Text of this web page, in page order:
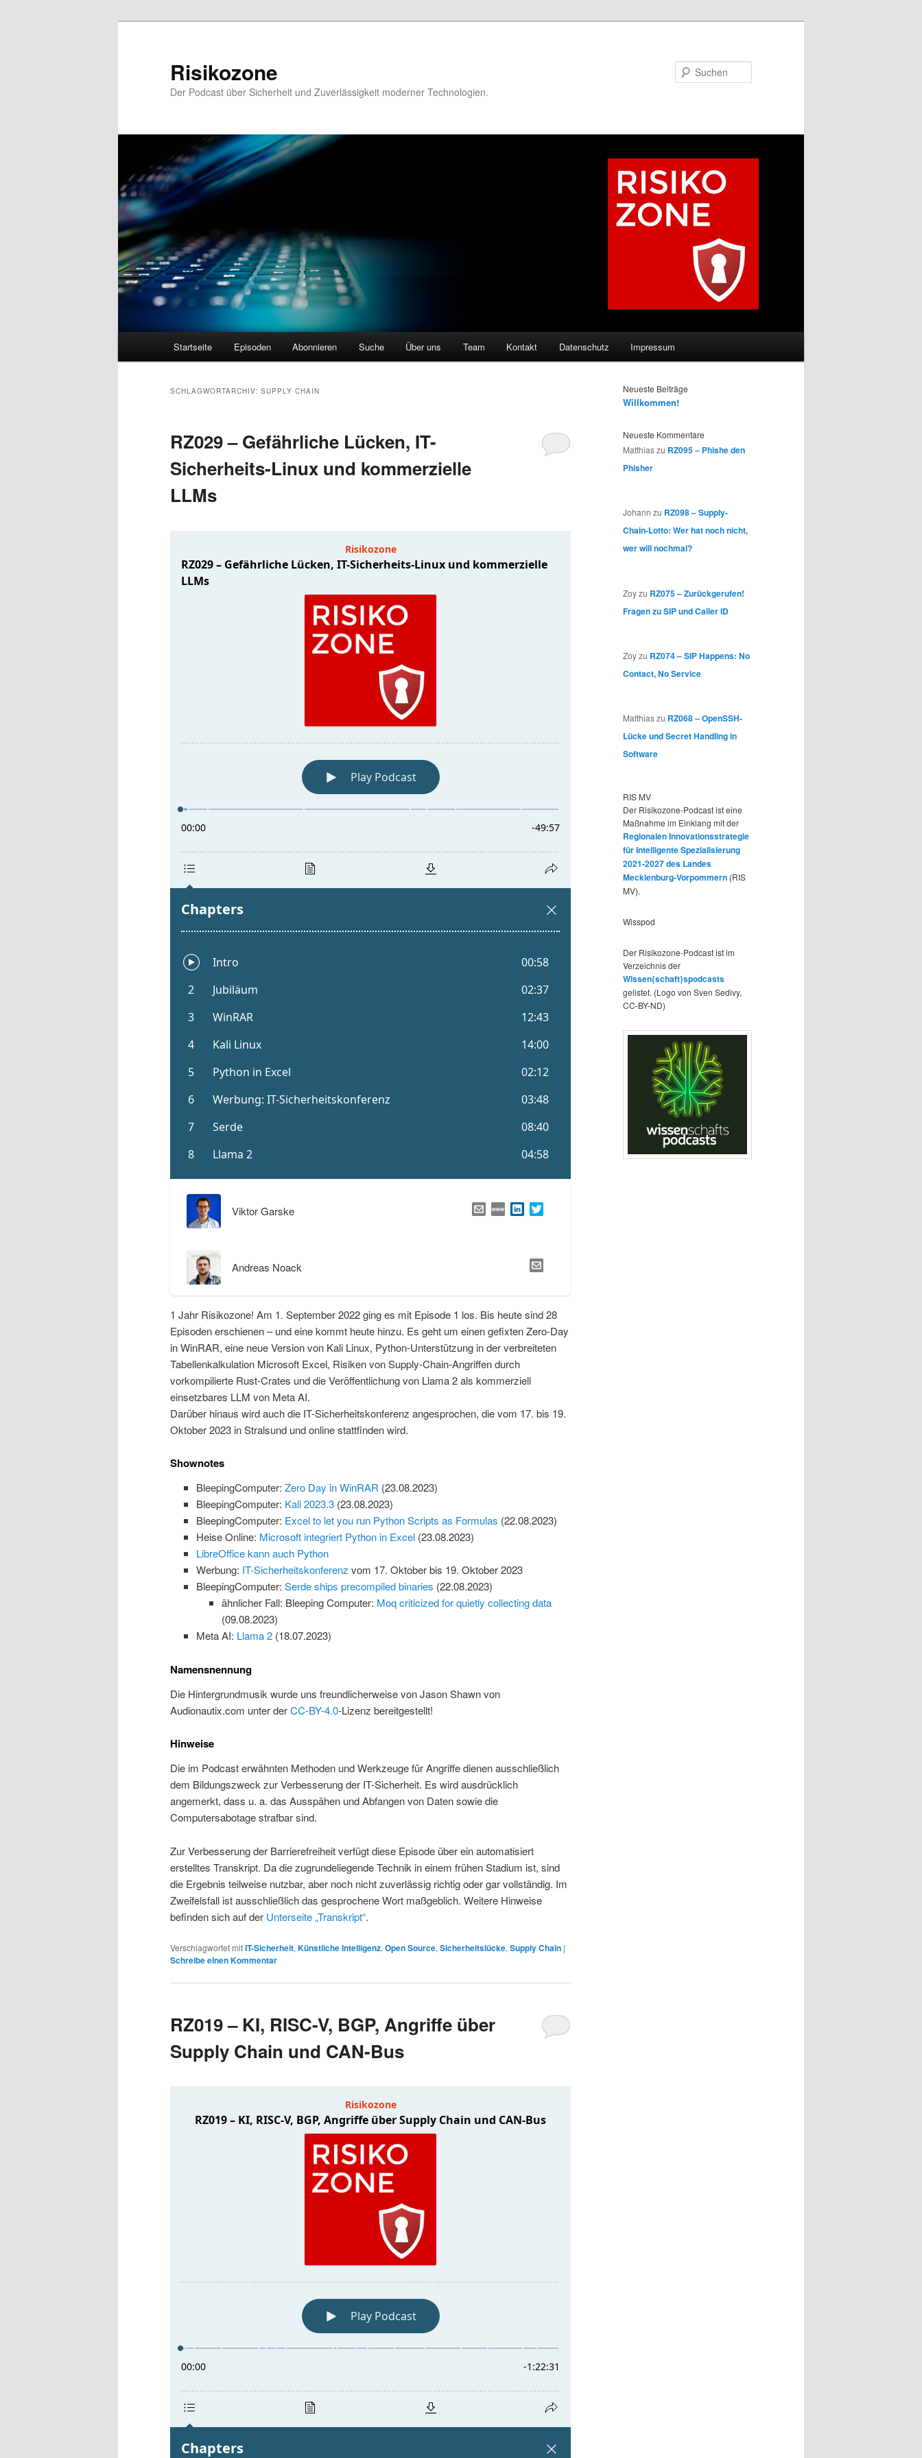
Risikozone
Der Podcast über Sicherheit und Zuverlässigkeit moderner Technologien.
Startseite Episoden Abonnieren Suche Über uns Team Kontakt Datenschutz Impressum
SCHLAGWORTARCHIV: SUPPLY CHAIN
RZ029 – Gefährliche Lücken, IT-
Sicherheits-Linux und kommerzielle
LLMs
Viktor Garske
Andreas Noack
1 Jahr Risikozone! Am 1. September 2022 ging es mit Episode 1 los. Bis heute sind 28
Episoden erschienen – und eine kommt heute hinzu. Es geht um einen gefixten Zero-Day
in WinRAR, eine neue Version von Kali Linux, Python-Unterstützung in der verbreiteten
Tabellenkalkulation Microsoft Excel, Risiken von Supply-Chain-Angriffen durch
vorkompilierte Rust-Crates und die Veröffentlichung von Llama 2 als kommerziell
einsetzbares LLM von Meta AI.
Darüber hinaus wird auch die IT-Sicherheitskonferenz angesprochen, die vom 17. bis 19.
Oktober 2023 in Stralsund und online stattfinden wird.
Shownotes
BleepingComputer: Zero Day in WinRAR (23.08.2023)
BleepingComputer: Kali 2023.3(23.08.2023)
BleepingComputer: Excel to let you run Python Scripts as Formulas (22.08.2023)
Heise Online: Microsoft integriert Python in Excel(23.08.2023)
LibreOffice kann auch Python
Werbung: IT-Sicherheitskonferenz vom 17. Oktober bis 19. Oktober 2023
BleepingComputer: Serde ships precompiled binaries (22.08.2023)
ähnlicher Fall: Bleeping Computer: Moq criticized for quietly collecting data
(09.08.2023)
Meta AI: Llama 2(18.07.2023)
Namensnennung
Die Hintergrundmusik wurde uns freundlicherweise von Jason Shawn von
Audionautix.com unter derCC-BY-4.0-Lizenz bereitgestellt!
Hinweise
Die im Podcast erwähnten Methoden und Werkzeuge für Angriffe dienen ausschließlich
dem Bildungszweck zur Verbesserung der IT-Sicherheit. Es wird ausdrücklich
angemerkt, dass u. a. das Ausspähen und Abfangen von Daten sowie die
Computersabotage strafbar sind.
Zur Verbesserung der Barrierefreiheit verfügt diese Episode über ein automatisiert
erstelltes Transkript. Da die zugrundeliegende Technik in einem frühen Stadium ist, sind
die Ergebnis teilweise nutzbar, aber noch nicht zuverlässig richtig oder gar vollständig. Im
Zweifelsfall ist ausschließlich das gesprochene Wort maßgeblich. Weitere Hinweise
befinden sich auf der Unterseite „Transkript“.
Verschlagwortet mitIT-Sicherheit, Künstliche Intelligenz, Open Source, Sicherheitslücke, Supply Chain |
Schreibe einen Kommentar
RZ019 – KI, RISC-V, BGP, Angriffe über
Supply Chain und CAN-Bus
Neueste Beiträge
Willkommen!
Neueste Kommentare
Matthiaszu RZ095 – Phishe den
Phisher
Johann zu RZ098 – Supply-
Chain-Lotto: Wer hat noch nicht,
wer will nochmal?
Zoyzu RZ075 – Zurückgerufen!
Fragen zu SIP und Caller ID
Zoyzu RZ074 – SIP Happens: No
Contact, No Service
Matthiaszu RZ068 – OpenSSH-
Lücke und Secret Handling in
Software
RIS MV
Der Risikozone-Podcast ist eine
Maßnahme im Einklang mit der
Regionalen Innovationsstrategie
für Intelligente Spezialisierung
2021-2027 des Landes
Mecklenburg-Vorpommern (RIS
MV).
Wisspod
Der Risikozone-Podcast ist im
Verzeichnis der
Wissen{schaft}spodcasts
gelistet. (Logo von Sven Sedivy,
CC-BY-ND)